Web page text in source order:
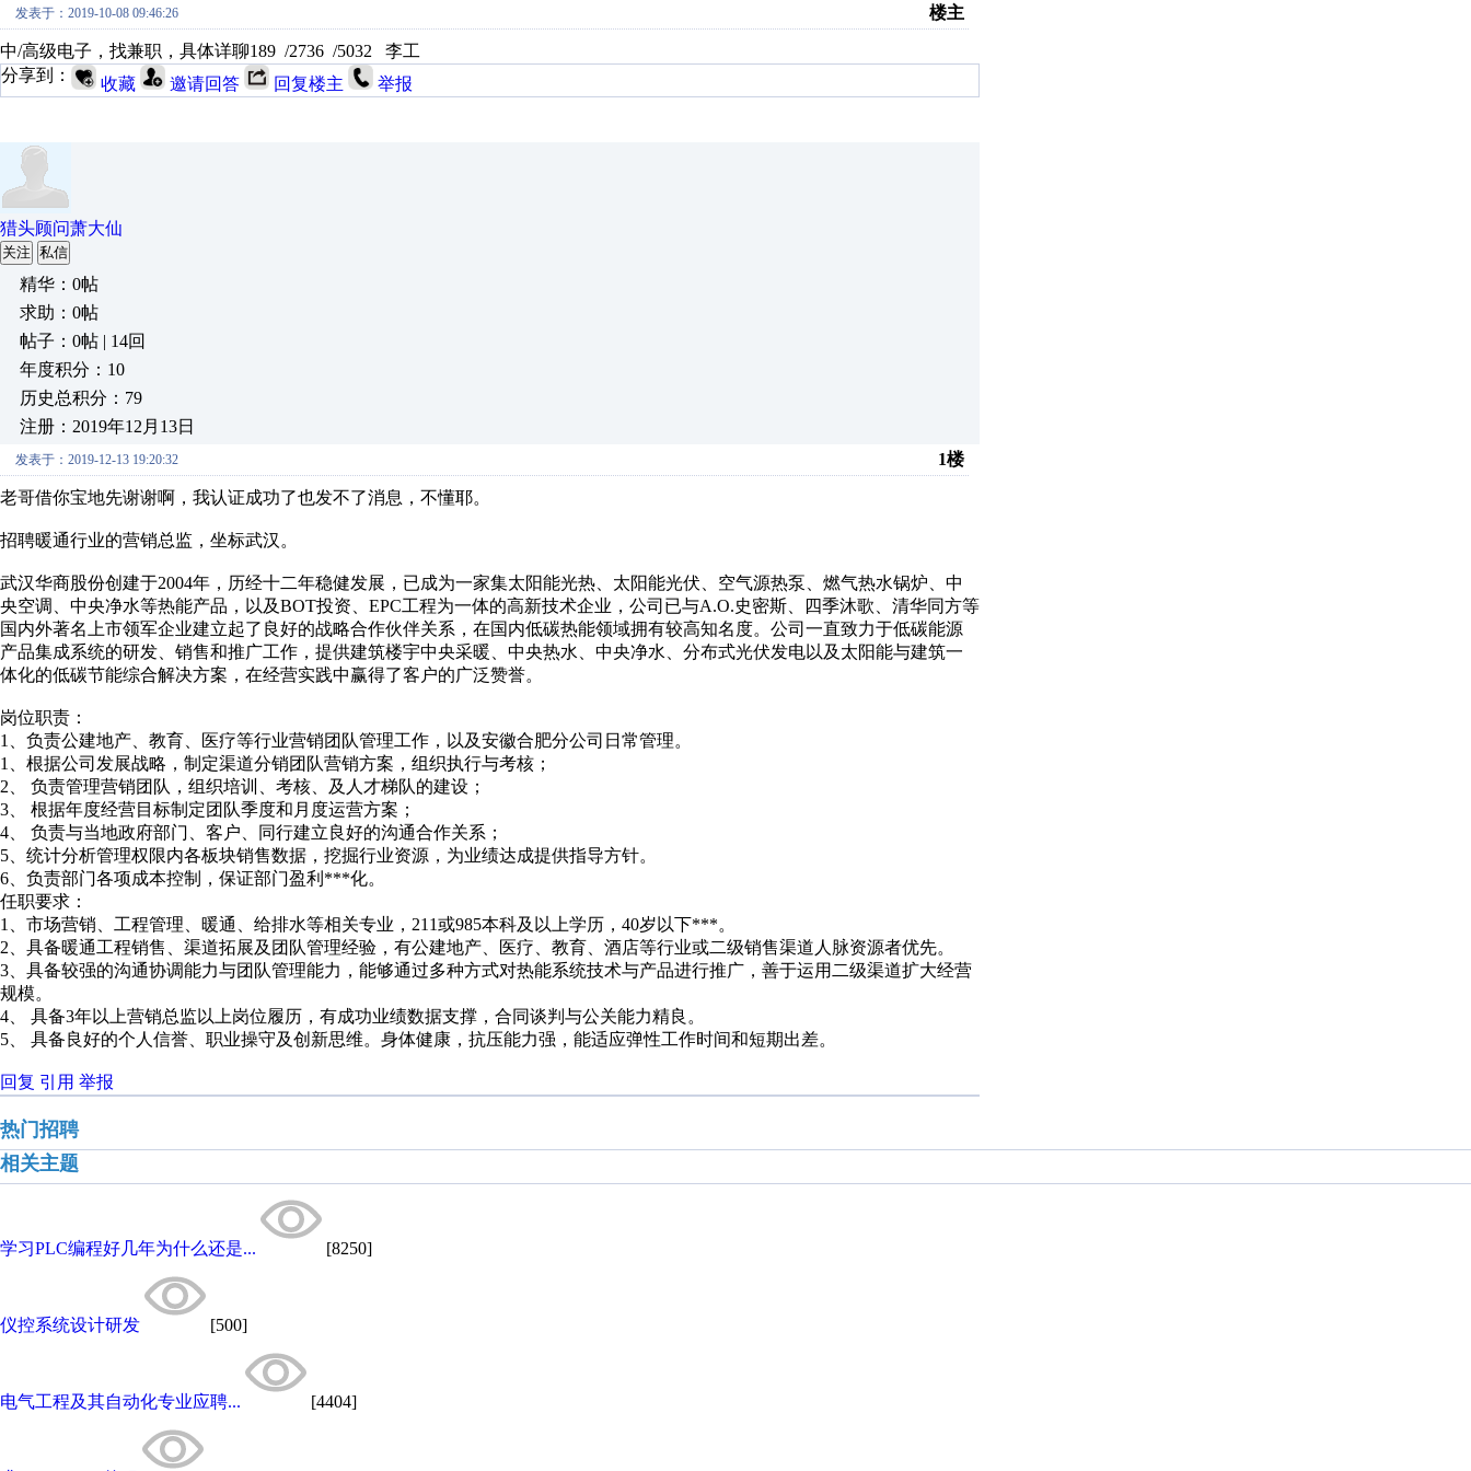
发表于：2019-10-08 09:46:26 楼主
中/高级电子，找兼职，具体详聊189 /2736 /5032 李工
分享到：
收藏 邀请回答 回复楼主 举报
猎头顾问萧大仙
关注 私信
精华：0帖
求助：0帖
帖子：0帖 | 14回
年度积分：10
历史总积分：79
注册：2019年12月13日
发表于：2019-12-13 19:20:32 1楼
老哥借你宝地先谢谢啊，我认证成功了也发不了消息，不懂耶。
招聘暖通行业的营销总监，坐标武汉。
武汉华商股份创建于2004年，历经十二年稳健发展，已成为一家集太阳能光热、太阳能光伏、空气源热泵、燃气热水锅炉、中
央空调、中央净水等热能产品，以及BOT投资、EPC工程为一体的高新技术企业，公司已与A.O.史密斯、四季沐歌、清华同方等
国内外著名上市领军企业建立起了良好的战略合作伙伴关系，在国内低碳热能领域拥有较高知名度。公司一直致力于低碳能源
产品集成系统的研发、销售和推广工作，提供建筑楼宇中央采暖、中央热水、中央净水、分布式光伏发电以及太阳能与建筑一
体化的低碳节能综合解决方案，在经营实践中赢得了客户的广泛赞誉。
岗位职责：
1、负责公建地产、教育、医疗等行业营销团队管理工作，以及安徽合肥分公司日常管理。
1、根据公司发展战略，制定渠道分销团队营销方案，组织执行与考核；
2、 负责管理营销团队，组织培训、考核、及人才梯队的建设；
3、 根据年度经营目标制定团队季度和月度运营方案；
4、 负责与当地政府部门、客户、同行建立良好的沟通合作关系；
5、统计分析管理权限内各板块销售数据，挖掘行业资源，为业绩达成提供指导方针。
6、负责部门各项成本控制，保证部门盈利***化。
任职要求：
1、市场营销、工程管理、暖通、给排水等相关专业，211或985本科及以上学历，40岁以下***。
2、具备暖通工程销售、渠道拓展及团队管理经验，有公建地产、医疗、教育、酒店等行业或二级销售渠道人脉资源者优先。
3、具备较强的沟通协调能力与团队管理能力，能够通过多种方式对热能系统技术与产品进行推广，善于运用二级渠道扩大经营
规模。
4、 具备3年以上营销总监以上岗位履历，有成功业绩数据支撑，合同谈判与公关能力精良。
5、 具备良好的个人信誉、职业操守及创新思维。身体健康，抗压能力强，能适应弹性工作时间和短期出差。
回复 引用 举报
热门招聘
相关主题
学习PLC编程好几年为什么还是... [8250]
仪控系统设计研发 [500]
电气工程及其自动化专业应聘... [4404]